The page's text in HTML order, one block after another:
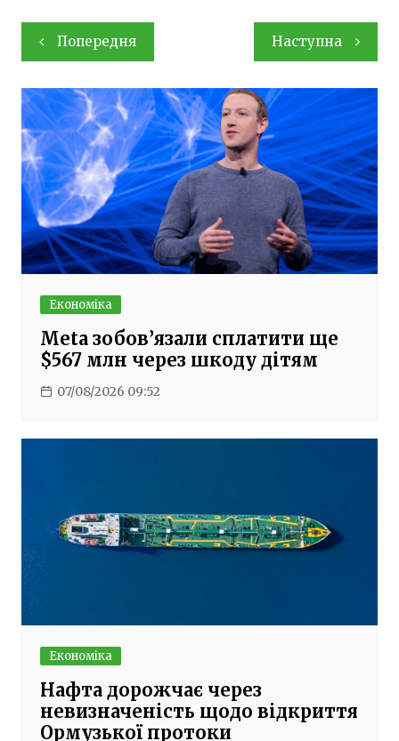
Навігація
записів
Попередня Наступна
Економіка
Meta зобов’язали сплатити ще
$567 млн через шкоду дітям
07/08/2026 09:52
Економіка
Нафта дорожчає через
невизначеність щодо відкриття
Ормузької протоки